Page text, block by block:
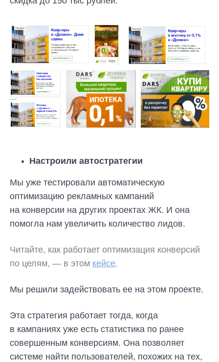
Настроили автостратегии
Мы уже тестировали автоматическую
оптимизацию рекламных кампаний
на конверсии на других проектах ЖК. И она
помогла нам увеличить количество лидов.
Читайте, как работает оптимизация конверсий
по целям, — в этом кейсе.
Мы решили задействовать ее на этом проекте.
Эта стратегия работает тогда, когда
в кампаниях уже есть статистика по ранее
совершенным конверсиям. Она позволяет
системе найти пользователей, похожих на тех,